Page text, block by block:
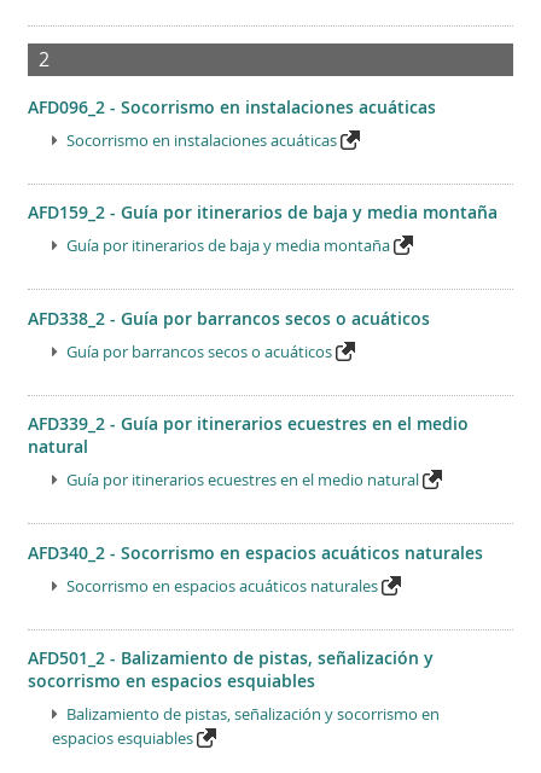
2
AFD096_2 - Socorrismo en instalaciones acuáticas
Socorrismo en instalaciones acuáticas
AFD159_2 - Guía por itinerarios de baja y media montaña
Guía por itinerarios de baja y media montaña
AFD338_2 - Guía por barrancos secos o acuáticos
Guía por barrancos secos o acuáticos
AFD339_2 - Guía por itinerarios ecuestres en el medio
natural
Guía por itinerarios ecuestres en el medio natural
AFD340_2 - Socorrismo en espacios acuáticos naturales
Socorrismo en espacios acuáticos naturales
AFD501_2 - Balizamiento de pistas, señalización y
socorrismo en espacios esquiables
Balizamiento de pistas, señalización y socorrismo en
espacios esquiables